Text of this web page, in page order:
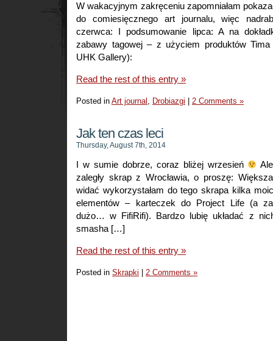
W wakacyjnym zakręceniu zapomniałam
do comiesięcznego art journalu, więc
czerwca: I podsumowanie lipca: A na
zabawy tagowej – z użyciem produktów
UHK Gallery):
Read the rest of this entry »
Posted in Art journal , Drobiazgi 2 Comments »
Jak ten czas leci
Thursday, August 7th, 2014
I w sumie dobrze, coraz bliżej wrzesień
zaległy skrap z Wrocławia, o proszę:
widać wykorzystałam do tego skrapa kilka
elementów – karteczek do Project Life (a
dużo… w FifiRifi). Bardzo lubię układać z
smasha […]
Read the rest of this entry »
Posted in Skrapki 2 Comments »